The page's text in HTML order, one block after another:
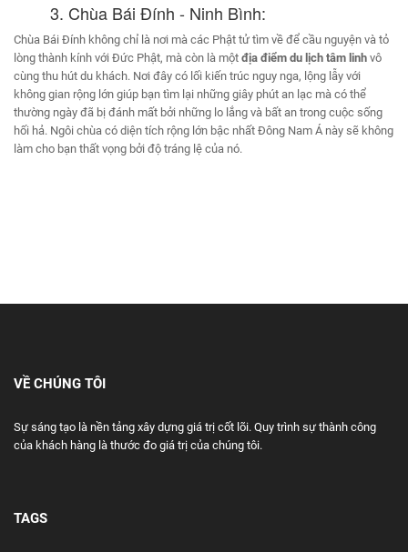
3. Chùa Bái Đính - Ninh Bình:
Chùa Bái Đính không chỉ là nơi mà các Phật tử tìm về để cầu nguyện và tỏ
lòng thành kính với Đức Phật, mà còn là một địa điểm du lịch tâm linh vô
cùng thu hút du khách. Nơi đây có lối kiến trúc nguy nga, lộng lẫy với
không gian rộng lớn giúp bạn tìm lại những giây phút an lạc mà có thể
thường ngày đã bị đánh mất bởi những lo lắng và bất an trong cuộc sống
hối hả. Ngôi chùa có diện tích rộng lớn bậc nhất Đông Nam Á này sẽ không
làm cho bạn thất vọng bởi độ tráng lệ của nó.
VỀ CHÚNG TÔI
Sự sáng tạo là nền tảng xây dựng giá trị cốt lõi. Quy trình sự thành công
của khách hàng là thước đo giá trị của chúng tôi.
TAGS